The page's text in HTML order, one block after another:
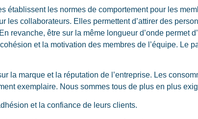
établissent les normes de comportement pour les
les collaborateurs. Elles permettent d’attirer des
revanche, être sur la même longueur d’onde permet
et la motivation des membres de l’équipe. Le
la marque et la réputation de l’entreprise. Les
exemplaire. Nous sommes tous de plus en plus
et la confiance de leurs clients.